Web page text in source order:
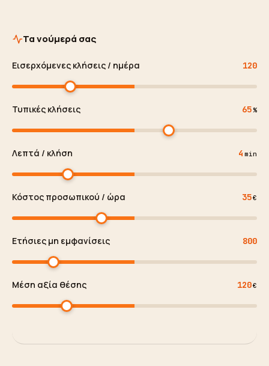
Τα νούμερά σας
Εισερχόμενες κλήσεις / ημέρα 120
Τυπικές κλήσεις 65%
Λεπτά / κλήση 4 min
Κόστος προσωπικού / ώρα 35€
Ετήσιες μη εμφανίσεις 800
Μέση αξία θέσης 120€